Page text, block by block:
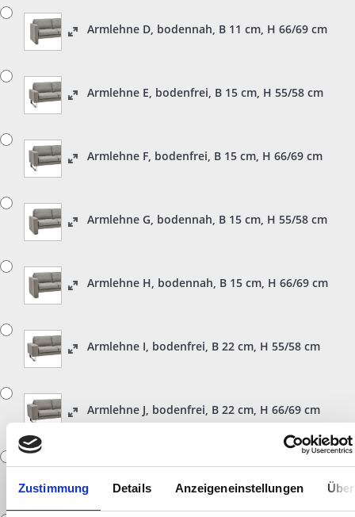
Zustimmung Details Anzeigeneinstellungen
Armlehne D, bodennah, B 11 cm, H 66/69 cm
Armlehne E, bodenfrei, B 15 cm, H 55/58 cm
Armlehne F, bodenfrei, B 15 cm, H 66/69 cm
Armlehne G, bodennah, B 15 cm, H 55/58 cm
Armlehne H, bodennah, B 15 cm, H 66/69 cm
Armlehne I, bodenfrei, B 22 cm, H 55/58 cm
Armlehne J, bodenfrei, B 22 cm, H 66/69 cm